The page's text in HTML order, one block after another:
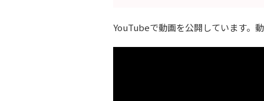
YouTubeで動画を公開しています。